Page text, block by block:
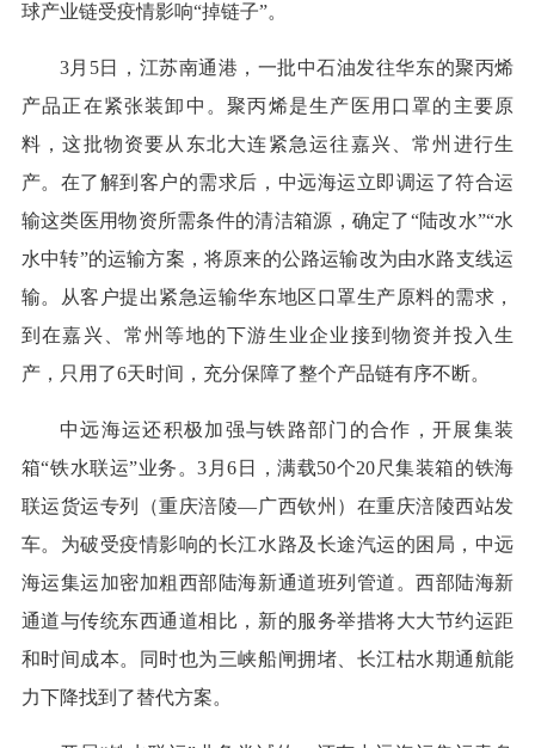
球产业链受疫情影响“掉链子”。
3月5日，江苏南通港，一批中石油发往华东的聚丙烯
产品正在紧张装卸中。聚丙烯是生产医用口罩的主要原
料，这批物资要从东北大连紧急运往嘉兴、常州进行生
产。在了解到客户的需求后，中远海运立即调运了符合运
输这类医用物资所需条件的清洁箱源，确定了“陆改水”“水
水中转”的运输方案，将原来的公路运输改为由水路支线运
输。从客户提出紧急运输华东地区口罩生产原料的需求，
到在嘉兴、常州等地的下游生业企业接到物资并投入生
产，只用了6天时间，充分保障了整个产品链有序不断。
中远海运还积极加强与铁路部门的合作，开展集装
箱“铁水联运”业务。3月6日，满载50个20尺集装箱的铁海
联运货运专列（重庆涪陵—广西钦州）在重庆涪陵西站发
车。为破受疫情影响的长江水路及长途汽运的困局，中远
海运集运加密加粗西部陆海新通道班列管道。西部陆海新
通道与传统东西通道相比，新的服务举措将大大节约运距
和时间成本。同时也为三峡船闸拥堵、长江枯水期通航能
力下降找到了替代方案。